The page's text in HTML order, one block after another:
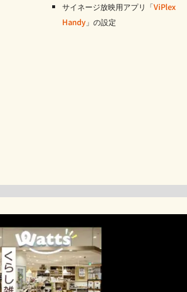
サイネージ放映用アプリ「ViPlex
Handy」の設定